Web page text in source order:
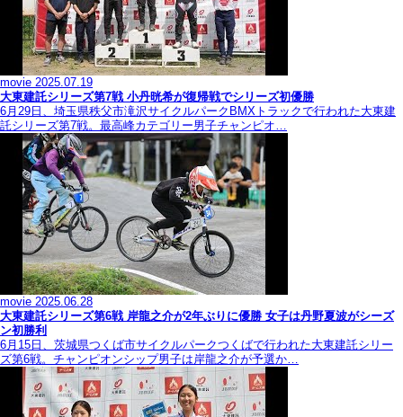
movie 2025.07.19
大東建託シリーズ第7戦 ⼩丹晄希が復帰戦でシリーズ初優勝
6月29日、埼玉県秩父市滝沢サイクルパークBMXトラックで行われた大東建
託シリーズ第7戦。最高峰カテゴリー男子チャンピオ…
movie 2025.06.28
大東建託シリーズ第6戦 岸龍之介が2年ぶりに優勝 女子は丹野夏波がシーズ
ン初勝利
6月15日、茨城県つくば市サイクルパークつくばで行われた大東建託シリー
ズ第6戦。チャンピオンシップ男子は岸龍之介が予選か…